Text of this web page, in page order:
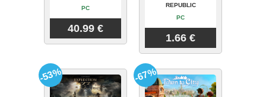
PC
40.99 €
REPUBLIC
PC
1.66 €
-53% -67%